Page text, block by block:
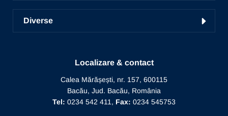
Academic TV
Învățământ la distanță
Biblioteca
Manifestări științifice
Editura Alma Mater
Prezentarea Universității
Relații internaționale
Informații de interes public
Diverse
Recunoaștere funcție didactică
Recunoaștere conducător doctorat
Localizare & contact
Calea Mărășești, nr. 157, 600115
Bacău, Jud. Bacău, România
Tel: 0234 542 411, Fax: 0234 545753